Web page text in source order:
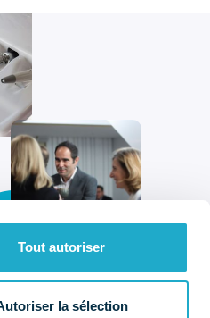
Tout autoriser
la sélection